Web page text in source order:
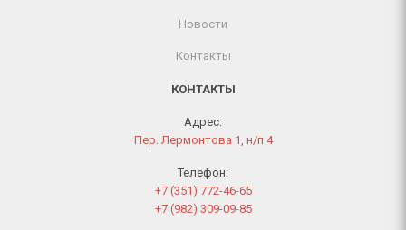
Новости
Контакты
КОНТАКТЫ
Адрес:
Пер. Лермонтова 1, н/п 4
Телефон:
+7 (351) 772-46-65
+7 (982) 309-09-85